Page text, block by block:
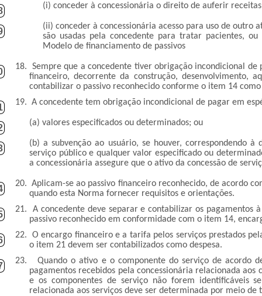
(i) conceder à concessionária o direito de auferir
(ii) conceder à concessionária acesso para uso de
são usadas pela concedente para tratar pacientes,
Modelo de financiamento de passivos
18.
Sempre que a concedente tiver obrigação incondicional
financeiro, decorrente da construção, desenvolvimento,
contabilizar o passivo reconhecido conforme o item 14
19. A concedente tem obrigação incondicional de pagar em
(a) valores especificados ou determinados; ou
(b) a subvenção ao usuário, se houver, correspondendo
serviço público e qualquer valor especificado ou
a concessionária assegure que o ativo da concessão de
20. Aplicam-se ao passivo financeiro reconhecido, de acordo
quando esta Norma fornecer requisitos e orientações.
21.
A concedente deve separar e contabilizar os pagamentos
passivo reconhecido em conformidade com o item 14,
22.
O encargo financeiro e a tarifa pelos serviços prestados
o item 21 devem ser contabilizados como despesa.
23.
Quando o ativo e o componente do serviço de acordo
pagamentos recebidos pela concessionária relacionada
e os componentes de serviço não forem identificáveis
relacionada aos serviços deve ser determinada por meio de